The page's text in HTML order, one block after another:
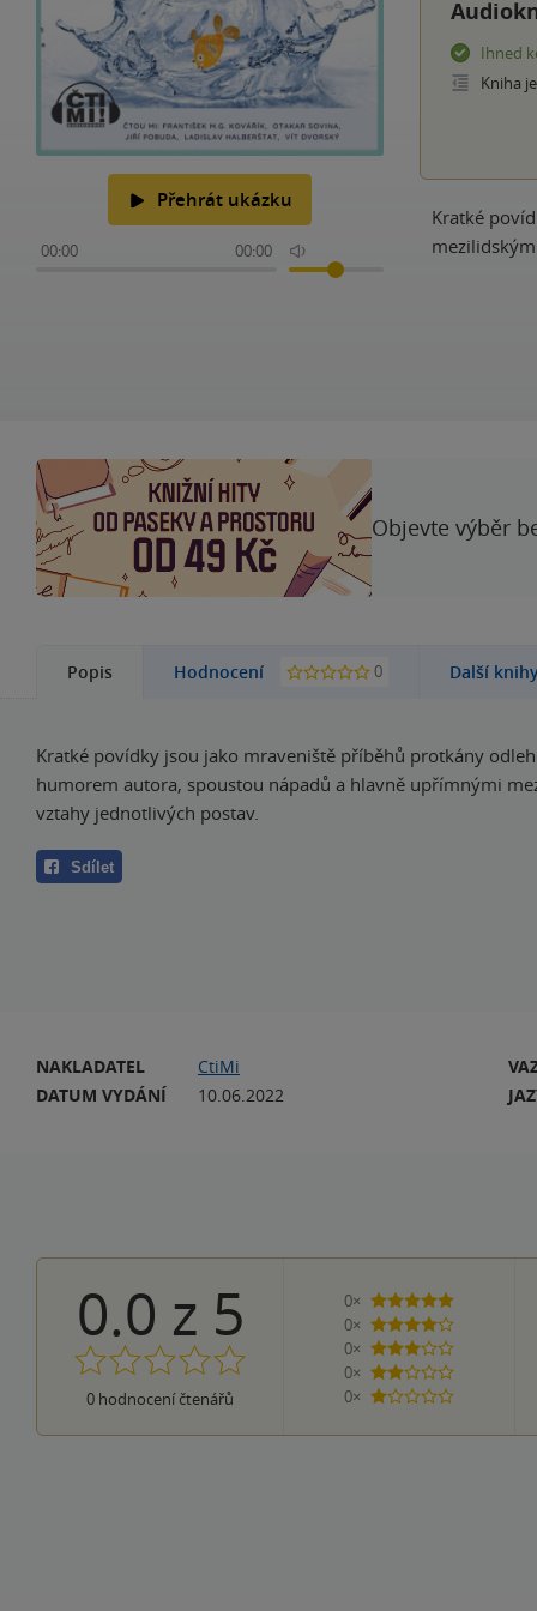
Přehrát ukázku
00:00 00:00
Ihned
Kniha
Kratké
Objevte výběr
Popis Hodnocení 0 Další
Kratké povídky jsou jako mraveniště příběhů protkány
humorem autora, spoustou nápadů a hlavně upřímnými
vztahy jednotlivých postav.
Sdílet
NAKLADATEL
CtiMi
DATUM VYDÁNÍ
10.06.2022
0.0 z 5
0 hodnocení čtenářů
0×
5 hvězdiček
0×
4 hvězdičky
0×
3 hvězdičky
0×
2 hvězdičky
0×
1 hvezdička